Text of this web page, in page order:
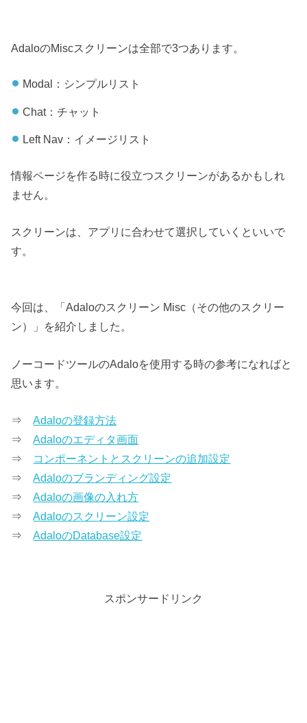
AdaloのMiscスクリーンは全部で3つあります。
Modal：シンプルリスト
Chat：チャット
Left Nav：イメージリスト
情報ページを作る時に役立つスクリーンがあるかもしれ
ません。
スクリーンは、アプリに合わせて選択していくといいで
す。
今回は、「Adaloのスクリーン Misc（その他のスクリー
ン）」を紹介しました。
ノーコードツールのAdaloを使用する時の参考になればと
思います。
⇒Adaloの登録方法
⇒Adaloのエディタ画面
⇒ コンポーネントとスクリーンの追加設定
⇒Adaloのブランディング設定
⇒Adaloの画像の入れ方
⇒Adaloのスクリーン設定
⇒AdaloのDatabase設定
スポンサードリンク